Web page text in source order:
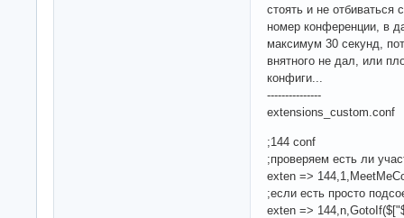
стоять и не
номер конференции, в
максимум 30 секунд,
внятного не дал, или
конфиги...
---------------
extensions_custom.conf
;144 conf
;проверяем есть ли
exten =>
;если есть просто
exten =>